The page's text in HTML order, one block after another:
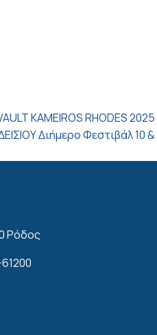
KAMEIROS RHODES 2025
Διήμερο Φεστιβάλ 10 &
Ρόδος